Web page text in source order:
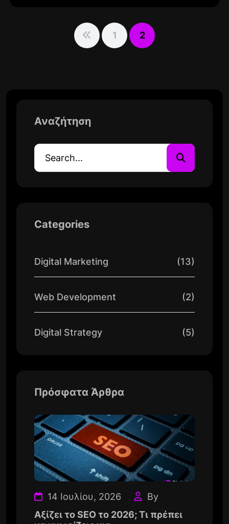
1 2
Αναζήτηση
Categories
Digital Marketing (13)
Web Development (2)
Digital Strategy (5)
Πρόσφατα Άρθρα
14 Ιουλίου, 2026
By
Αξίζει το SEO το 2026; Τι πρέπει